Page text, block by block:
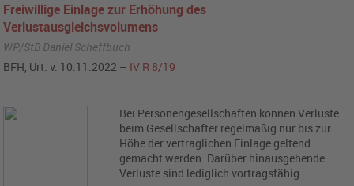
Freiwillige Einlage zur Erhöhung des
Verlustausgleichsvolumens
WP/StB Daniel Scheffbuch
BFH, Urt. v. 10.11.2022 – IV R 8/19
Bei Personengesellschaften können Verluste
beim Gesellschafter regelmäßig nur bis zur
Höhe der vertraglichen Einlage geltend
gemacht werden. Darüber hinausgehende
Verluste sind lediglich vortragsfähig.